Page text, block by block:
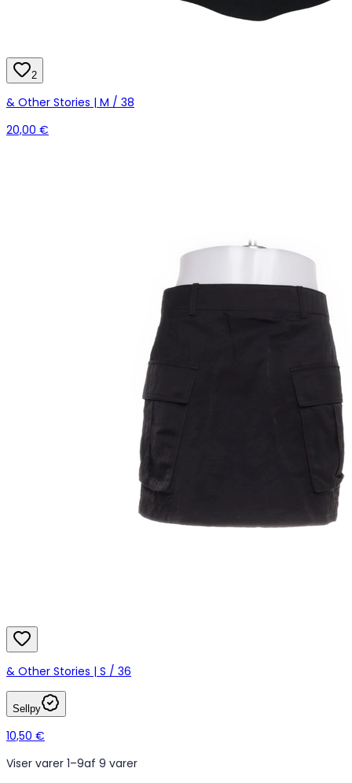
2
& Other Stories | M / 38
20,00 €
& Other Stories | S / 36
Sellpy
10,50 €
Viser varer 1–9af 9 varer